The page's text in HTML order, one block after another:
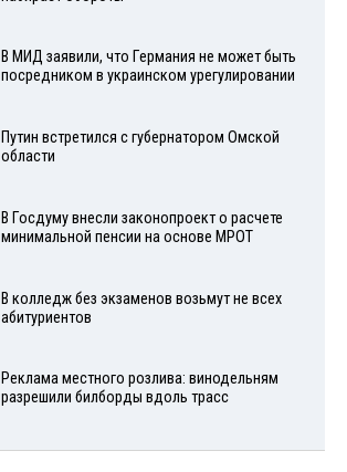
В МИД заявили, что Германия не может быть
посредником в украинском урегулировании
Путин встретился с губернатором Омской
области
В Госдуму внесли законопроект о расчете
минимальной пенсии на основе МРОТ
В колледж без экзаменов возьмут не всех
абитуриентов
Реклама местного розлива: винодельням
разрешили билборды вдоль трасс